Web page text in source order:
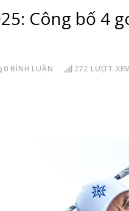
Công bố 4
0 BÌNH LUẬN 272 LƯỢT XEM